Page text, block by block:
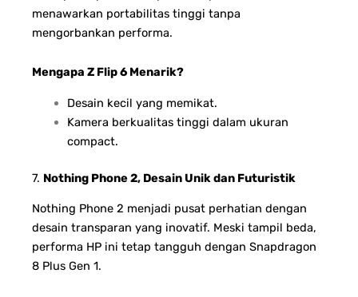
menawarkan portabilitas tinggi tanpa
mengorbankan performa.
Mengapa Z Flip 6 Menarik?
Desain kecil yang memikat.
Kamera berkualitas tinggi dalam ukuran
compact.
7. Nothing Phone 2, Desain Unik dan Futuristik
Nothing Phone 2 menjadi pusat perhatian dengan
desain transparan yang inovatif. Meski tampil beda,
performa HP ini tetap tangguh dengan Snapdragon
8 Plus Gen 1.